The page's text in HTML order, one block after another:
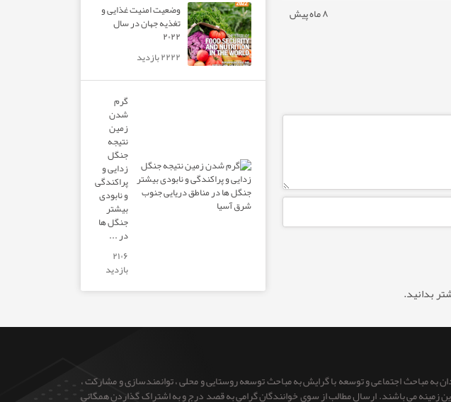
۸ ماه پیش
بدانید.
وضعیت امنیت غذایی و
تغذیه جهان در سال
۲۰۲۲
۲۲۲۲ بازدید
گرم
شدن
زمین
نتیجه
جنگل
زدایی و
پراکندگی
و نابودی
بیشتر
جنگل ها
در ...
۲۱۰۶
بازدید
به مباحث اجتماعی و توسعه با گرایش به مباحث توسعه روستایی و محلی ، توانمندسازی و مشارکت ،
این زمینه می باشند. ارسال مطالب از سوی خوانندگان گرامی به قصد درج و به اشتراک گذاردن همگانی